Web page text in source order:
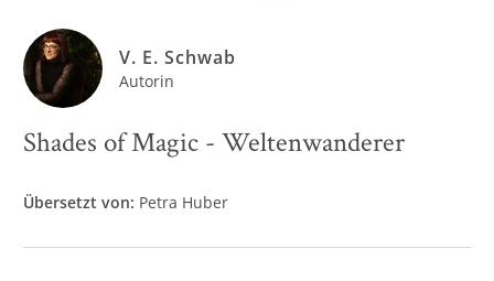
V. E. Schwab
Autorin
Shades of Magic - Weltenwanderer
Übersetzt von: Petra Huber